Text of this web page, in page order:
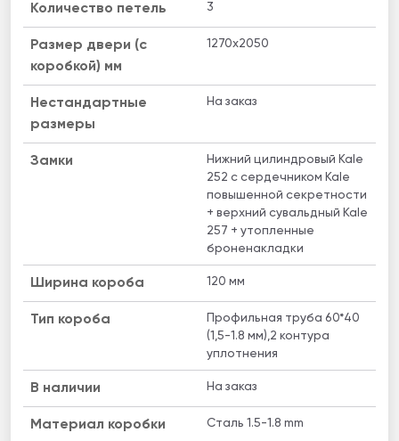
Количество петель 3
Размер двери (с
коробкой) мм
1270х2050
Нестандартные
размеры
На заказ
Замки
Нижний цилиндровый Kale
252 с сердечником Kale
повышенной секретности
+ верхний сувальдный Kale
257 + утопленные
броненакладки
Ширина короба 120 мм
Тип короба
Профильная труба 60*40
(1,5-1.8 мм),2 контура
уплотнения
B наличии На заказ
Материал коробки Сталь 1.5-1.8 mm